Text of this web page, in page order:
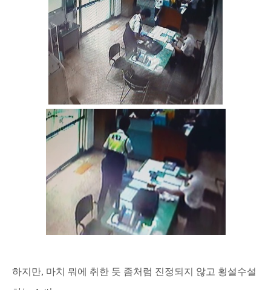
하지만, 마치 뭐에 취한 듯 좀처럼 진정되지 않고 횡설수설